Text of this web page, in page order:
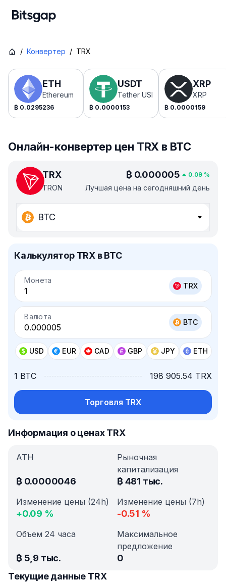
/ Конвертер / TRX
ETH
Ethereum
₿ 0.0295236
USDT
Tether USDt
₿ 0.0000153
XRP
XRP
₿ 0.0000159
Онлайн-конвертер цен TRX в BTC
TRX
TRON
₿ 0.000005 0.09 %
Лучшая цена на сегодняшний день
BTC
Калькулятор TRX в BTC
Монета
TRX
Валюта
BTC
USD EUR CAD GBP JPY ETH
1 BTC 198 905.54 TRX
Торговля TRX
Информация о ценах TRX
ATH
₿ 0.0000046
Рыночная
капитализация
₿481 тыс.
Изменение цены (24h)
+0.09 %
Изменение цены (7h)
-0.51 %
Объем 24 часа
₿ 5,9 тыс.
Максимальное
предложение
0
Текущие данные TRX